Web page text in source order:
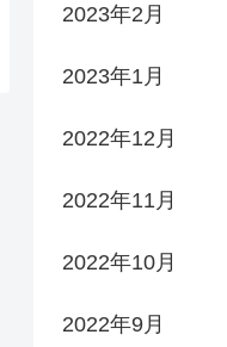
2023年2月
2023年1月
2022年12月
2022年11月
2022年10月
2022年9月